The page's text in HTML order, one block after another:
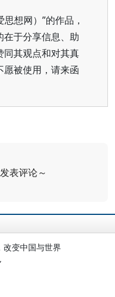
想网）”的作品，
于分享信息、助
同其观点和对其真
愿被使用，请来函
表评论～
改变中国与世界